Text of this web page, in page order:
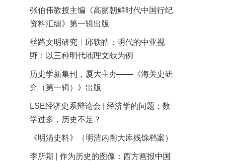
张伯伟教授主编《高丽朝鲜时代中国行纪
资料汇编》第一辑出版
丝路文明研究︱邱轶皓：明代的中亚视
野：以三种明代地理文献为例
历史学新集刊，厦大主办——《海关史研
究（第一辑）》出版
LSE经济史系辩论会 | 经济学的问题：数
学过多，历史不足？
《明清史料》（明清内阁大库残馀档案）
李所期 | 作为历史的图像：西方画报中国